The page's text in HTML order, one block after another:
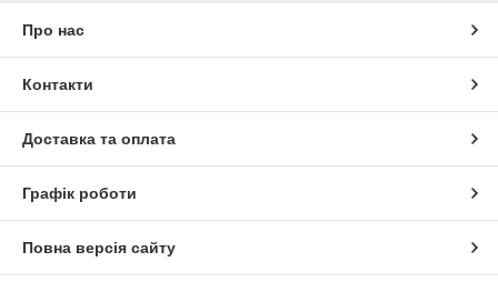
Про нас
Контакти
Доставка та оплата
Графік роботи
Повна версія сайту